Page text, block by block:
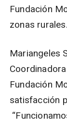
Fundación
zonas rurales.
Mariangeles
Fundación
satisfacción